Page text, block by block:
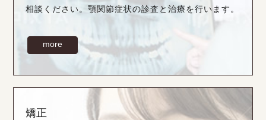
相談ください。顎関節症状の診査と治療を行います。
more
矯正